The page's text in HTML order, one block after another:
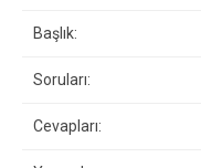
Başlık:
Soruları:
Cevapları: